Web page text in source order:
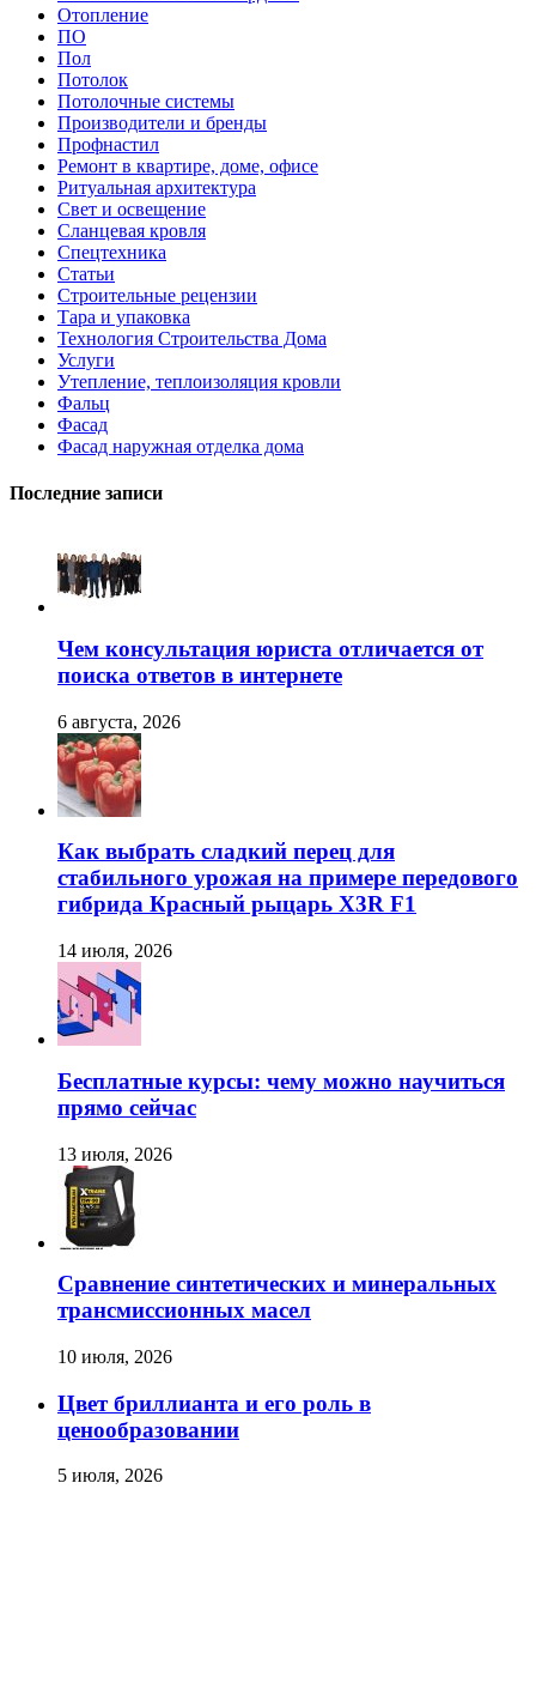
Отопление
ПО
Пол
Потолок
Потолочные системы
Производители и бренды
Профнастил
Ремонт в квартире, доме, офисе
Ритуальная архитектура
Свет и освещение
Сланцевая кровля
Спецтехника
Статьи
Строительные рецензии
Тара и упаковка
Технология Строительства Дома
Услуги
Утепление, теплоизоляция кровли
Фальц
Фасад
Фасад наружная отделка дома
Последние записи
Чем консультация юриста отличается от
поиска ответов в интернете
6 августа, 2026
Как выбрать сладкий перец для
стабильного урожая на примере передового
гибрида Красный рыцарь X3R F1
14 июля, 2026
Бесплатные курсы: чему можно научиться
прямо сейчас
13 июля, 2026
Сравнение синтетических и минеральных
трансмиссионных масел
10 июля, 2026
Цвет бриллианта и его роль в
ценообразовании
5 июля, 2026